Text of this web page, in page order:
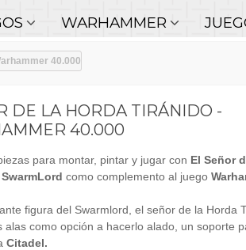
WARHAMMER
40.000
DE LA HORDA TIRÁNIDO -
40.000
para montar, pintar y jugar con El Señor
como complemento al juego
figura del Swarmlord, el señor de la Horda
alas como opción a hacerlo alado, un soporte
Citadel.